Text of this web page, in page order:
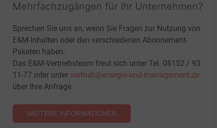
Mehrfachzugängen für Ihr Unternehmen?
Sprechen Sie uns an, wenn Sie Fragen zur Nutzung von
E&M-Inhalten oder den verschiedenen Abonnement-
Paketen haben.
Das E&M-Vertriebsteam freut sich unter Tel. 08152 / 93
11-77 oder unter vertrieb@energie-und-management.de
über Ihre Anfrage.
WEITERE INFORMATIONEN